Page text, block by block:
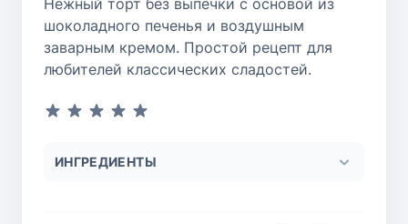
Нежный торт без выпечки с основой из
шоколадного печенья и воздушным
заварным кремом. Простой рецепт для
любителей классических сладостей.
ИНГРЕДИЕНТЫ